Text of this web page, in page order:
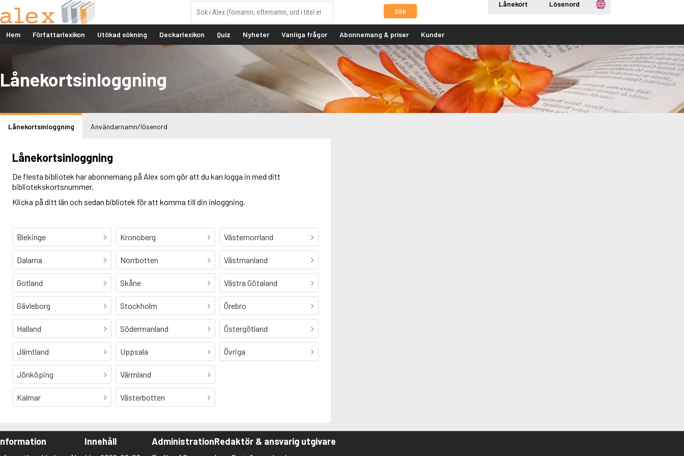
Sök
Lånekort Lösenord Engelska
Hem Författarlexikon Utökad sökning Deckarlexikon Quiz Nyheter Vanliga frågor Abonnemang & priser Kunder
Lånekortsinloggning
Lånekortsinloggning Användarnamn/lösenord
Lånekortsinloggning
De flesta bibliotek har abonnemang på Alex som gör att du kan logga in med ditt
bibliotekskortsnummer.
Klicka på ditt län och sedan bibliotek för att komma till din inloggning.
Blekinge
Dalarna
Gotland
Gävleborg
Halland
Jämtland
Jönköping
Kalmar
Kronoberg
Norrbotten
Skåne
Stockholm
Södermanland
Uppsala
Värmland
Västerbotten
Västernorrland
Västmanland
Västra Götaland
Örebro
Östergötland
Övriga
Innehåll AdministrationRedaktör & ansvarig utgivare